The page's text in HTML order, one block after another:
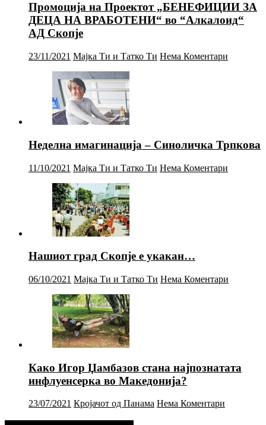
Промоција на Проектот „БЕНЕФИЦИИ ЗА
ДЕЦА НА ВРАБОТЕНИ“ во “Алкалоид“
АД Скопје
23/11/2021 Мајка Ти и Татко Ти Нема Коментари
Неделна имагинација – Синоличка Трпкова
11/10/2021 Мајка Ти и Татко Ти Нема Коментари
Нашиот град Скопје е укакан…
06/10/2021 Мајка Ти и Татко Ти Нема Коментари
Како Игор Џамбазов стана најпознатата
инфлуенсерка во Македонија?
23/07/2021 Кројачот од Панама Нема Коментари